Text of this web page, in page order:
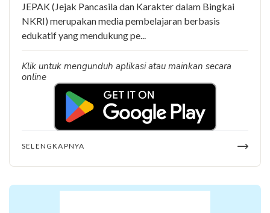
JEPAK (Jejak Pancasila dan Karakter dalam Bingkai
NKRI) merupakan media pembelajaran berbasis
edukatif yang mendukung pe...
Klik untuk mengunduh aplikasi atau mainkan secara
online
SELENGKAPNYA